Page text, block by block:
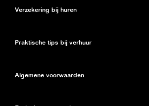
Verzekering bij huren
Praktische tips bij verhuur
Algemene voorwaarden